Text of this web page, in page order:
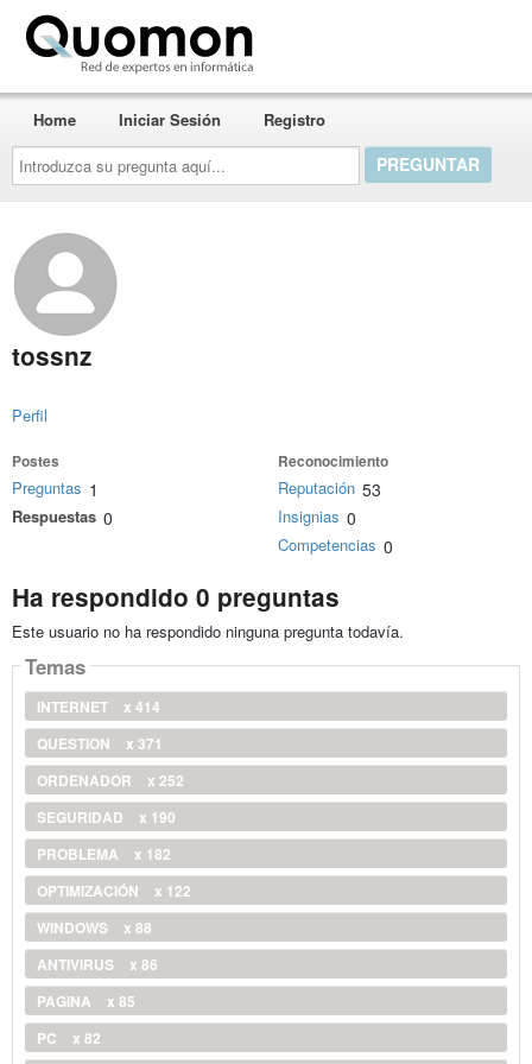
Introduzca
su
pregunta
aquí...
Home Iniciar Sesión Registro
tossnz
Perfil
Postes
Preguntas 1
Respuestas 0
Reconocimiento
Reputación 53
Insignias 0
Competencias 0
Ha respondido 0 preguntas
Este usuario no ha respondido ninguna pregunta todavía.
Temas
INTERNET
x 414
QUESTION
x 371
ORDENADOR
x 252
SEGURIDAD
x 190
PROBLEMA
x 182
OPTIMIZACIÓN
x 122
WINDOWS
x 88
ANTIVIRUS
x 86
PAGINA
x 85
PC
x 82